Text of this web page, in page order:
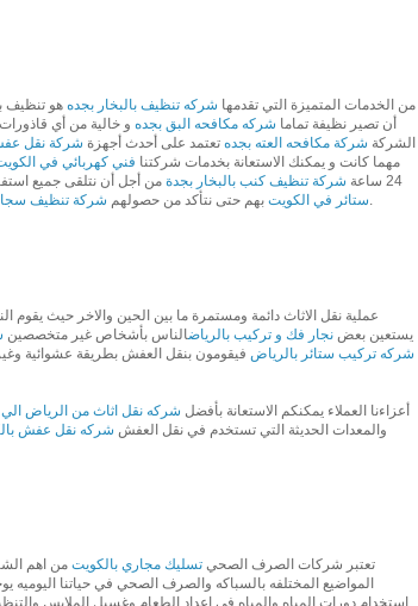
من الخدمات المتميزة التي تقدمها شركه تنظيف بالبخار بجده هو تنظيف
أن تصير نظيفة تماما شركه مكافحه البق بجده و خالية من أي
الشركة شركة مكافحه العته بجده تعتمد على أحدث أجهزة شركة نقل
مهما كانت و يمكنك الاستعانة بخدمات شركتنا فني كهربائي في
24 ساعة
شركة تنظيف كنب بالبخار بجدة من أجل أن نتلقى جميع
ستائر في الكويت بهم حتى نتأكد من حصولهم شركة تنظيف سجاد
على أفضل مستوى من النظافة الذي يحلمون به.
عملية نقل الاثاث دائمة ومستمرة ما بين الحين والاخر حيث
يستعين بعض نجار فك و تركيب بالرياضالناس بأشخاص غير متخصصين
شركه تركيب ستائر بالرياض فيقومون بنقل العفش بطريقة عشوائية
أعزاءنا العملاء يمكنكم الاستعانة بأفضل شركه نقل اثاث من الرياض الي
والمعدات الحديثة التي تستخدم في نقل العفش شركه نقل عفش
تعتبر شركات الصرف الصحي تسليك مجاري بالكويت من اهم
المواضيع المختلفه بالسباكه والصرف الصحي في حياتنا اليوميه